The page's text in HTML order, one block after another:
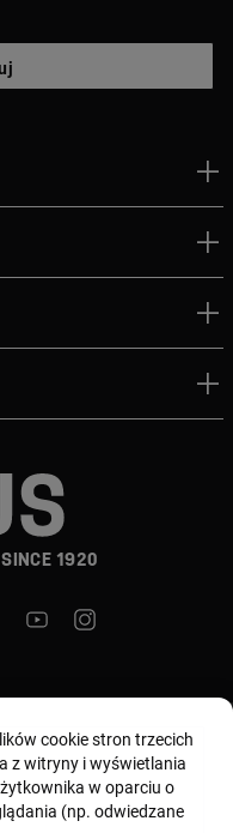
1920
Polska / Euro
i Polityka prywatności
cookie stron trzecich
z witryny i wyświetlania
w oparciu o
(np. odwiedzane